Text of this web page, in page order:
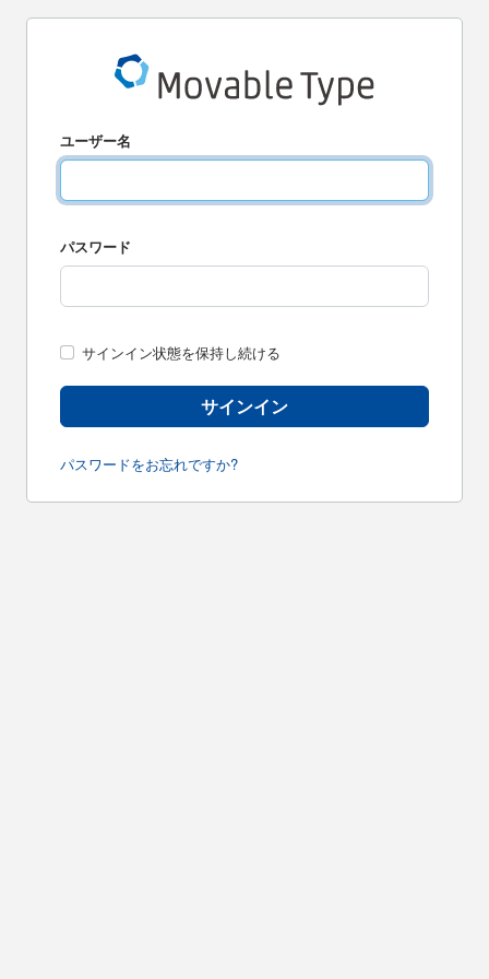
ユーザー名
パスワード
サインイン状態を保持し続ける
パスワードをお忘れですか?
サインイン